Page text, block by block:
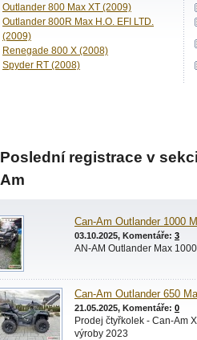
Outlander 800 Max XT (2009)
Outlander 800R Max H.O. EFI LTD.
(2009)
Renegade 800 X (2008)
Spyder RT (2008)
Poslední registrace v
Am
Can-Am Outlander 1000
03.10.2025, Komentáře: 3
AN-AM Outlander Max
Can-Am Outlander 650
21.05.2025, Komentáře: 0
Prodej čtyřkolek - Can-Am
výroby 2023